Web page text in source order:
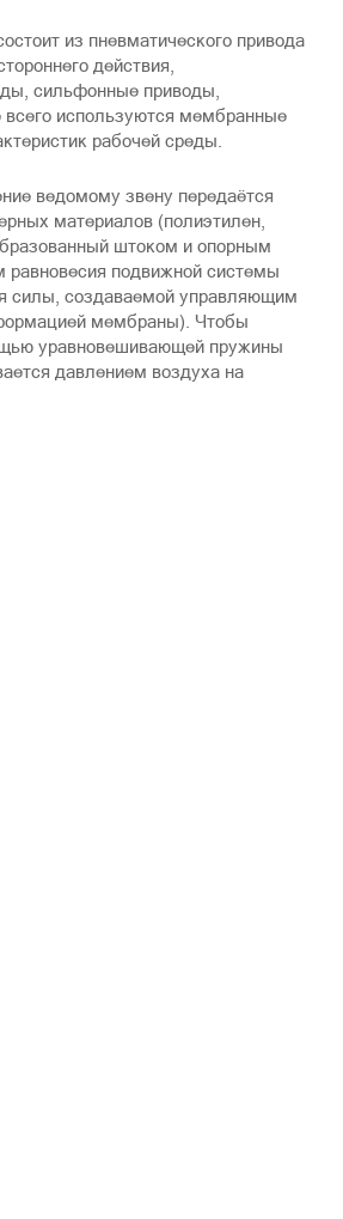
из пневматического привода
действия,
сильфонные приводы,
используются мембранные
рабочей среды.
ведомому звену передаётся
материалов (полиэтилен,
штоком и опорным
равновесия подвижной системы
силы, создаваемой управляющим
мембраны). Чтобы
уравновешивающей пружины
давлением воздуха на